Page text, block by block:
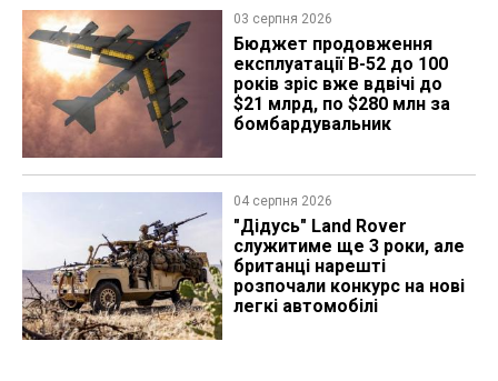
03 серпня 2026
Бюджет продовження
експлуатації B-52 до 100
років зріс вже вдвічі до
$21 млрд, по $280 млн за
бомбардувальник
04 серпня 2026
"Дідусь" Land Rover
служитиме ще 3 роки, але
британці нарешті
розпочали конкурс на нові
легкі автомобілі